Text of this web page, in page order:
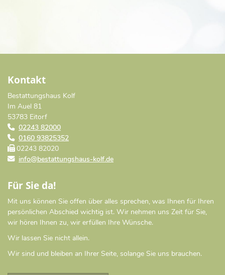
Kontakt
Bestattungshaus Kolf
Im Auel 81
53783 Eitorf
02243 82000
0160 93825352
02243 82020
info@bestattungshaus-kolf.de
Für Sie da!
Mit uns können Sie offen über alles sprechen, was Ihnen für Ihren
persönlichen Abschied wichtig ist. Wir nehmen uns Zeit für Sie,
wir hören Ihnen zu, wir erfüllen Ihre Wünsche.
Wir lassen Sie nicht allein.
Wir sind und bleiben an Ihrer Seite, solange Sie uns brauchen.